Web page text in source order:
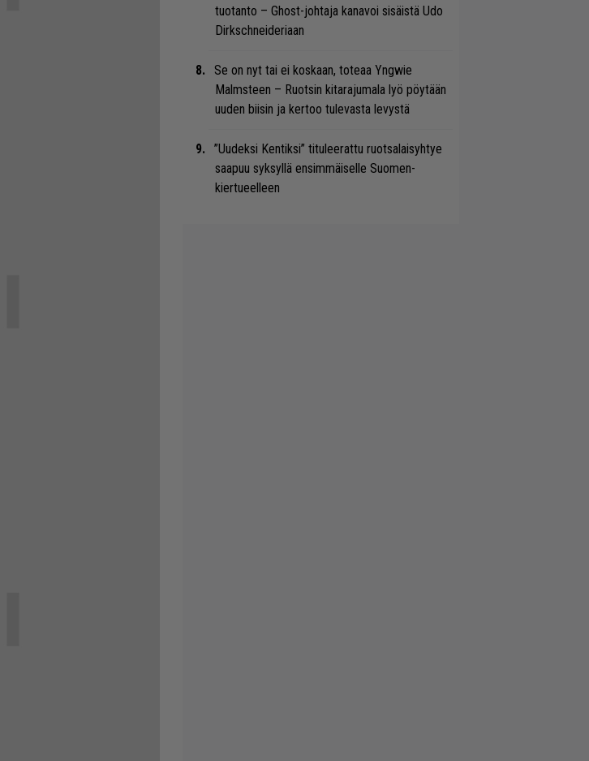
tuotanto – Ghost-johtaja kanavoi sisäistä Udo
Dirkschneideriaan
Se on nyt tai ei koskaan, toteaa Yngwie
Malmsteen – Ruotsin kitarajumala lyö pöytään
uuden biisin ja kertoo tulevasta levystä
”Uudeksi Kentiksi” tituleerattu ruotsalaisyhtye
saapuu syksyllä ensimmäiselle Suomen-
kiertueelleen